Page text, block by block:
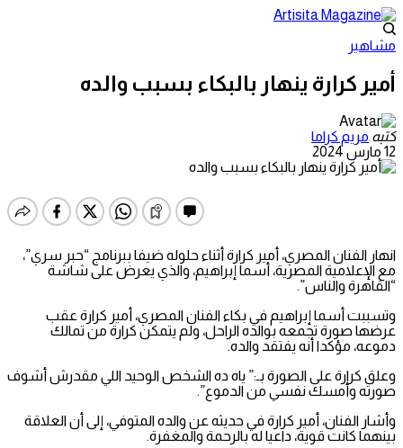
مشاهير
أمير كرارة ينهار بالبكاء بسبب والده
كتبه مريم كراما
12 مارس 2024
انهار الفنان المصري، أمير كرارة أثناء حلوله ضيفا ببرنامج “حبر سري”،
مع الإعلامية المصرية، أسما إبراهيم، والذي يعرض على شاشة
“القاهرة والناس”.
وتسببت أسما إبراهيم في بكاء الفنان المصري، أمير كرارة عقب
عرضها صورة تجمعه بوالده الراحل، ولم يتمكن كرارة من تمالك
دموعه، مؤكدا أنه يفتقد والده.
وعلق كرارة على الصورة بـ:” ياه ده الشخص الوحيد اللي مقدرش أشوف
صورته وأمسك نفسي من الدموع”.
وأشار الفنان، أمير كرارة في حديثه عن والده المتوفي، إلى أن العلاقة
بينهما كانت قوية، داعيا له بالرحمة والمغفرة.